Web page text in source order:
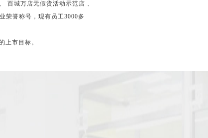
百城万店无假货活动示范店 、
荣誉称号，现有员工3000多
上市目标。